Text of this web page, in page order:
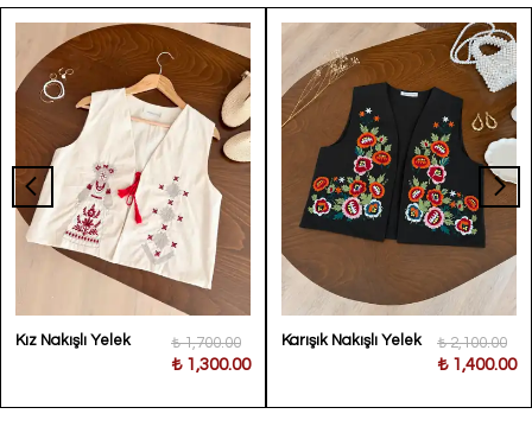
Kız Nakışlı Yelek ₺ 1,700.00
₺ 1,300.00
Karışık Nakışlı Yelek ₺ 2,100.00
₺ 1,400.00